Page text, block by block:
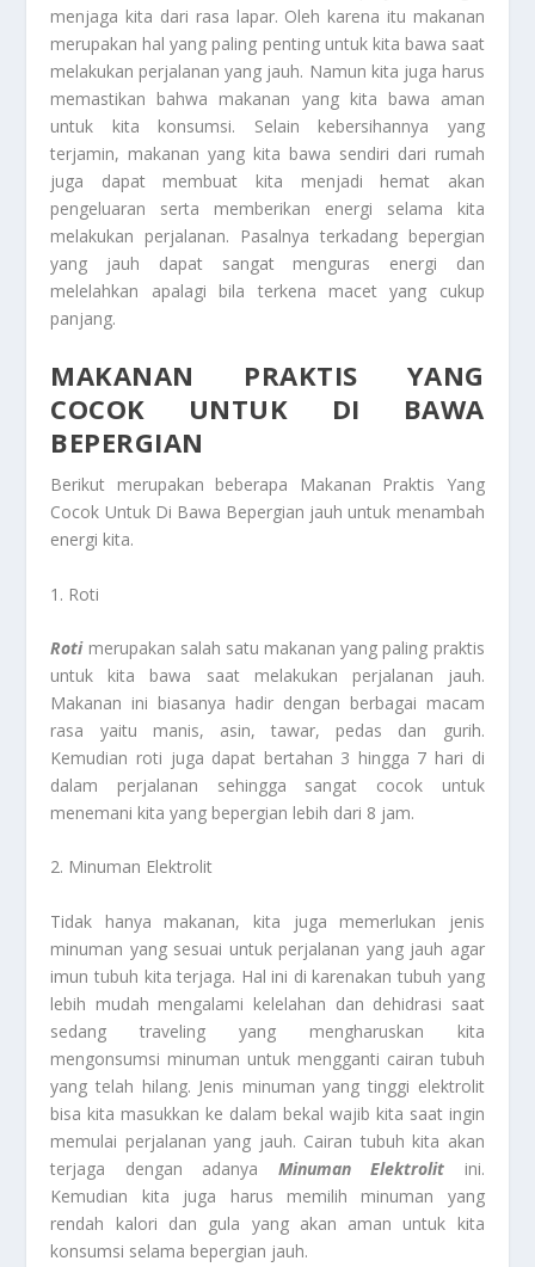
menjaga kita dari rasa lapar. Oleh karena itu makanan
merupakan hal yang paling penting untuk kita bawa saat
melakukan perjalanan yang jauh. Namun kita juga harus
memastikan bahwa makanan yang kita bawa aman
untuk kita konsumsi. Selain kebersihannya yang
terjamin, makanan yang kita bawa sendiri dari rumah
juga dapat membuat kita menjadi hemat akan
pengeluaran serta memberikan energi selama kita
melakukan perjalanan. Pasalnya terkadang bepergian
yang jauh dapat sangat menguras energi dan
melelahkan apalagi bila terkena macet yang cukup
panjang.
MAKANAN PRAKTIS YANG
COCOK UNTUK DI BAWA
BEPERGIAN
Berikut merupakan beberapa Makanan Praktis Yang
Cocok Untuk Di Bawa Bepergian jauh untuk menambah
energi kita.
1. Roti
Roti merupakan salah satu makanan yang paling praktis
untuk kita bawa saat melakukan perjalanan jauh.
Makanan ini biasanya hadir dengan berbagai macam
rasa yaitu manis, asin, tawar, pedas dan gurih.
Kemudian roti juga dapat bertahan 3 hingga 7 hari di
dalam perjalanan sehingga sangat cocok untuk
menemani kita yang bepergian lebih dari 8 jam.
2. Minuman Elektrolit
Tidak hanya makanan, kita juga memerlukan jenis
minuman yang sesuai untuk perjalanan yang jauh agar
imun tubuh kita terjaga. Hal ini di karenakan tubuh yang
lebih mudah mengalami kelelahan dan dehidrasi saat
sedang traveling yang mengharuskan kita
mengonsumsi minuman untuk mengganti cairan tubuh
yang telah hilang. Jenis minuman yang tinggi elektrolit
bisa kita masukkan ke dalam bekal wajib kita saat ingin
memulai perjalanan yang jauh. Cairan tubuh kita akan
terjaga dengan adanya Minuman Elektrolit ini.
Kemudian kita juga harus memilih minuman yang
rendah kalori dan gula yang akan aman untuk kita
konsumsi selama bepergian jauh.